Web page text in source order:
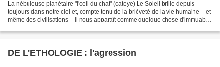
La nébuleuse planétaire "l'oeil du chat" (cateye) Le Soleil brille depuis
toujours dans notre ciel et, compte tenu de la brièveté de la vie humaine – et
même des civilisations – il nous apparaît comme quelque chose d'immuable,
DE L'ETHOLOGIE : l'agression